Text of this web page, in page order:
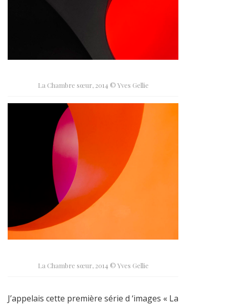
La Chambre sœur, 2014 © Yves Gellie
La Chambre sœur, 2014 © Yves Gellie
J’appelais cette première série d ‘images « La